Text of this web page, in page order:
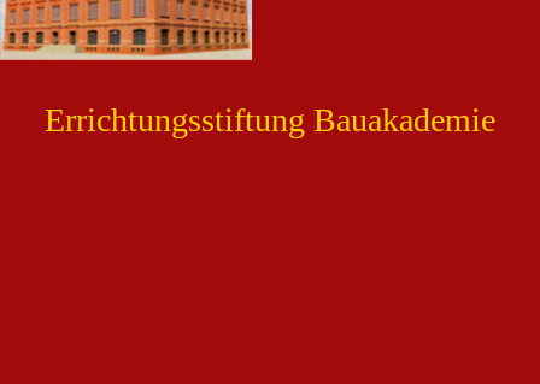
Errichtungsstiftung Bauakademie